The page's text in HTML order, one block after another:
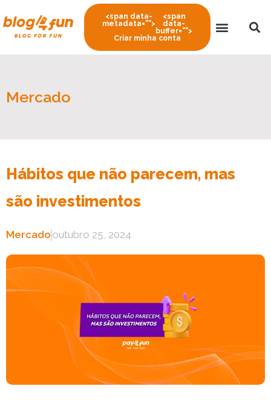
<span data-
metadata="">
<span
data-
buffer="">
Criar minha conta
Mercado
Hábitos que não parecem, mas
são investimentos
Mercado outubro 25, 2024